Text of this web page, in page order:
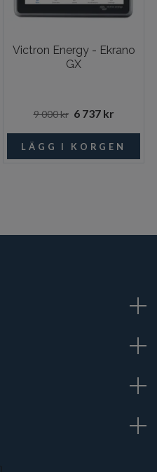
Victron Energy - Ekrano
GX
9 000 kr 6 737 kr